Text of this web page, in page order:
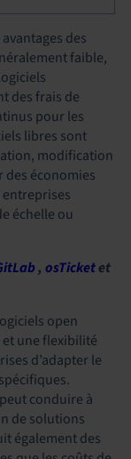
des
faible,
des frais de
pour les
libres sont
modification
économies
échelle ou
, osTicketet
open
une flexibilité
d’adapter le
conduire à
de solutions
également des